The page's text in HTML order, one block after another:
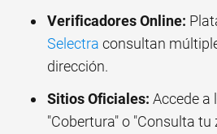
Verificadores Online:
Selectra consultan
dirección.
Sitios Oficiales: Accede a
"Cobertura" o "Consulta tu